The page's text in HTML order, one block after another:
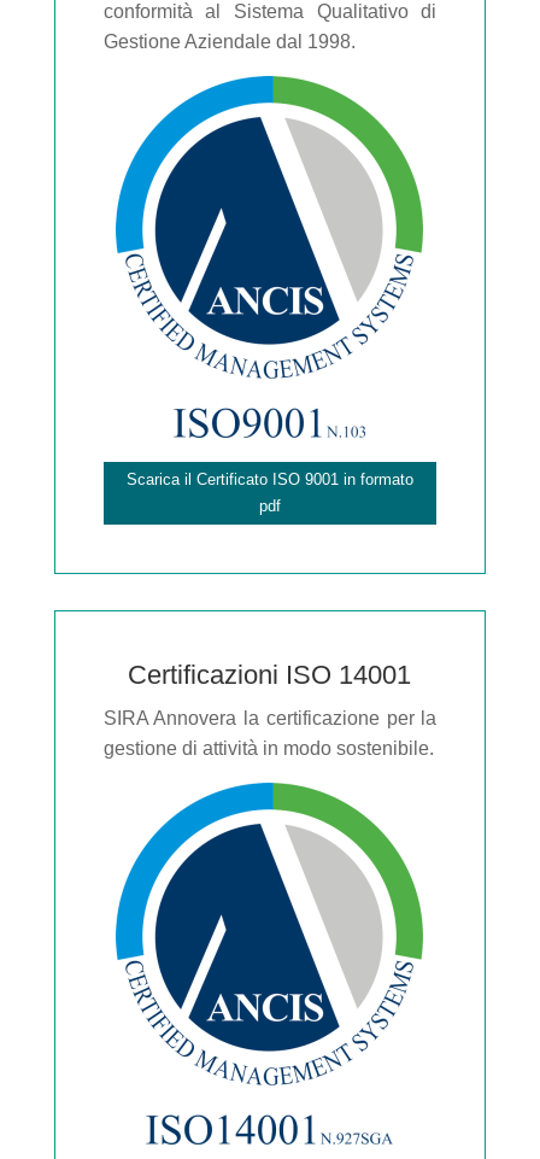
conformità al Sistema Qualitativo di
Gestione Aziendale dal 1998.
Scarica il Certificato ISO 9001 in formato
pdf
Certificazioni ISO 14001
SIRA Annovera la certificazione per la
gestione di attività in modo sostenibile.